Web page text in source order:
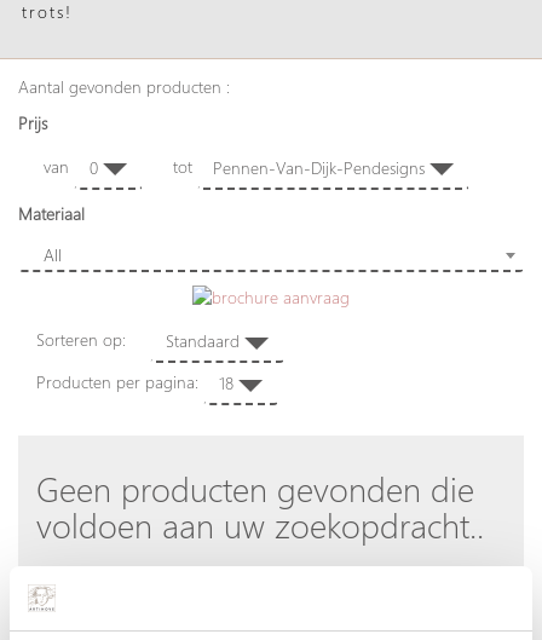
trots!
Aantal gevonden producten :
Prijs
van 0 tot Pennen-Van-Dijk-Pendesigns
Materiaal
All
Sorteren op: Standaard
Producten per pagina: 18
Geen producten gevonden die
voldoen aan uw zoekopdracht..